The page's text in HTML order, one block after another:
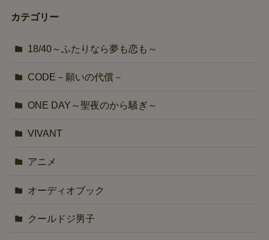
カテゴリー
18/40～ふたりなら夢も恋も～
CODE－願いの代償－
ONE DAY～聖夜のから騒ぎ～
VIVANT
アニメ
オーディオブック
クールドジ男子